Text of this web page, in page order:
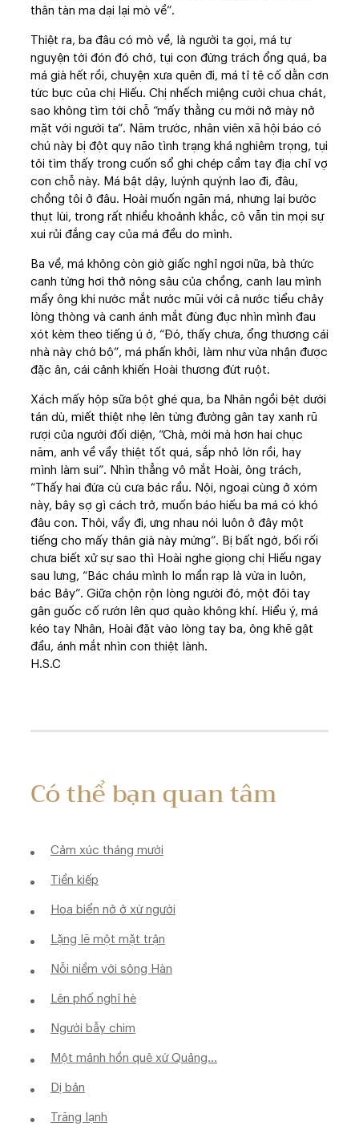
thân tàn ma dại lại mò về”.
Thiệt ra, ba đâu có mò về, là người ta gọi, má tự
nguyện tới đón đó chớ, tụi con đừng trách ổng quá, ba
má già hết rồi, chuyện xưa quên đi, má tỉ tê cố dằn cơn
tức bực của chị Hiếu. Chị nhếch miệng cười chua chát,
sao không tìm tới chỗ “mấy thằng cu mới nở mày nở
mặt với người ta”. Năm trước, nhân viên xã hội báo có
chú này bị đột quỵ não tình trạng khá nghiêm trọng, tụi
tôi tìm thấy trong cuốn sổ ghi chép cầm tay địa chỉ vợ
con chỗ này. Má bật dậy, luýnh quýnh lao đi, đâu,
chồng tôi ở đâu. Hoài muốn ngăn má, nhưng lại bước
thụt lùi, trong rất nhiều khoảnh khắc, cô vẫn tin mọi sự
xui rủi đắng cay của má đều do mình.
Ba về, má không còn giờ giấc nghỉ ngơi nữa, bà thức
canh từng hơi thở nông sâu của chồng, canh lau mình
mẩy ông khi nước mắt nước mũi với cả nước tiểu chảy
lòng thòng và canh ánh mắt đùng đục nhìn mình đau
xót kèm theo tiếng ú ớ, “Đó, thấy chưa, ổng thương cái
nhà này chớ bộ”, má phấn khởi, làm như vừa nhận được
đặc ân, cái cảnh khiến Hoài thương đứt ruột.
Xách mấy hộp sữa bột ghé qua, ba Nhân ngồi bệt dưới
tán dù, miết thiệt nhẹ lên từng đường gân tay xanh rũ
rượi của người đối diện, “Chà, mới mà hơn hai chục
năm, anh về vầy thiệt tốt quá, sắp nhỏ lớn rồi, hay
mình làm sui”. Nhìn thẳng vô mắt Hoài, ông trách,
“Thấy hai đứa cù cưa bác rầu. Nội, ngoại cùng ở xóm
này, bây sợ gì cách trở, muốn báo hiếu ba má có khó
đâu con. Thôi, vầy đi, ưng nhau nói luôn ở đây một
tiếng cho mấy thân già này mừng”. Bị bất ngờ, bối rối
chưa biết xử sự sao thì Hoài nghe giọng chị Hiếu ngay
sau lưng, “Bác cháu mình lo mần rạp là vừa in luôn,
bác Bảy”. Giữa chộn rộn lòng người đó, một đôi tay
gân guốc cố rướn lên quơ quào không khí. Hiểu ý, má
kéo tay Nhân, Hoài đặt vào lòng tay ba, ông khẽ gật
đầu, ánh mắt nhìn con thiệt lành.
H.S.C
Có thể bạn quan tâm
Cảm xúc tháng mười
Tiền kiếp
Hoa biển nở ở xứ người
Lặng lẽ một mặt trận
Nỗi niềm với sông Hàn
Lên phố nghỉ hè
Người bẫy chim
Một mảnh hồn quê xứ Quảng...
Dị bản
Trăng lạnh